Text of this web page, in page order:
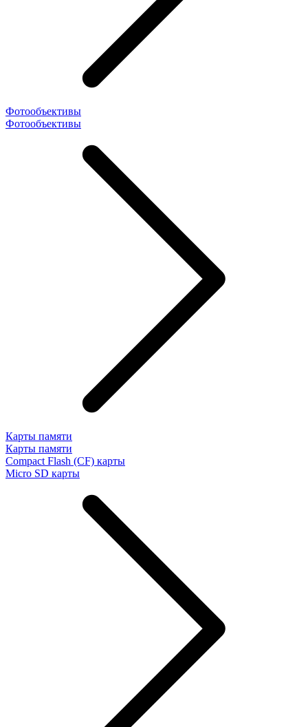
Фотообъективы
Фотообъективы
Карты памяти
Карты памяти
Compact Flash (CF) карты
Micro SD карты